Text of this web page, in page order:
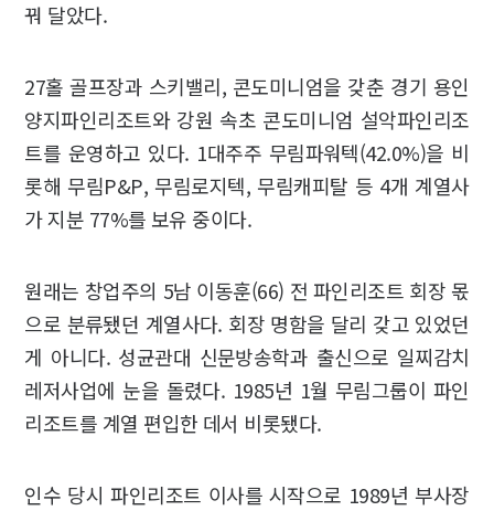
꿔 달았다.
27홀 골프장과 스키밸리, 콘도미니엄을 갖춘 경기 용인
양지파인리조트와 강원 속초 콘도미니엄 설악파인리조
트를 운영하고 있다. 1대주주 무림파워텍(42.0%)을 비
롯해 무림P&P, 무림로지텍, 무림캐피탈 등 4개 계열사
가 지분 77%를 보유 중이다.
원래는 창업주의 5남 이동훈(66) 전 파인리조트 회장 몫
으로 분류됐던 계열사다. 회장 명함을 달리 갖고 있었던
게 아니다. 성균관대 신문방송학과 출신으로 일찌감치
레저사업에 눈을 돌렸다. 1985년 1월 무림그룹이 파인
리조트를 계열 편입한 데서 비롯됐다.
인수 당시 파인리조트 이사를 시작으로 1989년 부사장